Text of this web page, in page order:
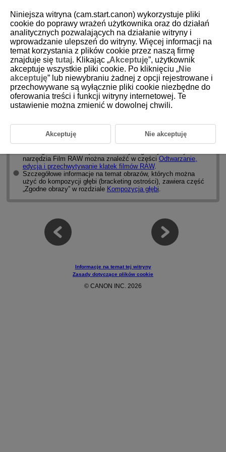
D233-005
Wymagania systemowe
Szczegółowe informacje na temat wymagań systemowych dotyczących
tej aplikacji można znaleźć w witrynie internetowej firmy Canon.
trybu HDR PQ (w tym obsługiwanych obrazów) można znaleźć
w częściPrzegląd trybu HDR PQ.
narzędzia Film RAW można znaleźć w części Odtwarzanie,
edycja i przechwytywanie klatek filmów RAW.
Szczegółowe informacje na temat obrazów, których można
użyć do kompozycji głębi (bracketing ostrości), zawiera część
„Zgodne obrazy” w rozdziale Kompozycja głębi
Informacje na temat tej witryny
Zasady dotyczące plików cookie
© CANON INC. 2026
Niniejsza witryna (cam.start.canon) wykorzystuje pliki
cookie do poprawy wrażeń użytkownika oraz do działań
analitycznych pozwalających na działanie witryny i
wprowadzanie ulepszeń do witryny. Więcej informacji na
temat korzystania z plików cookie przez naszą firmę
znajduje się tutaj. Klikając „Akceptuję”, użytkownik
akceptuje wszystkie pliki cookie. Po kliknięciu „Nie
akceptuję” lub niewybraniu żadnej z opcji rejestrowane i
przechowywane są wyłącznie pliki cookie niezbędne do
oferowania treści i funkcji witryny internetowej. Te
ustawienie można zmienić w dowolnej chwili.
Akceptuję Nie akceptuję